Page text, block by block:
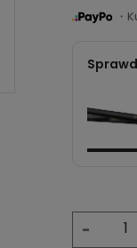
・
-